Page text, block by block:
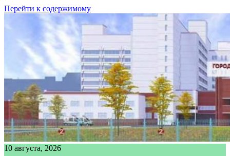
Перейти к содержимому
10 августа, 2026